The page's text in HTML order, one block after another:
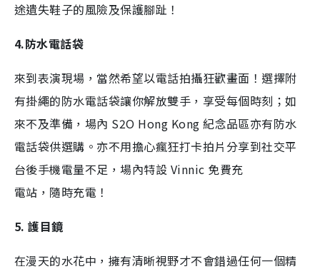
途遺失鞋子的風險及保護腳趾！
4.防水電話袋
來到表演現場，當然希望以電話拍攝狂歡畫面！選擇附
有掛繩的防水電話袋讓你解放雙手，享受每個時刻；如
來不及準備，場內 S2O Hong Kong 紀念品區亦有防水
電話袋供選購。亦不用擔心瘋狂打卡拍片分享到社交平
台後手機電量不足，場內特設 Vinnic 免費充
電站，隨時充電！
5. 護目鏡
在漫天的水花中，擁有清晰視野才不會錯過任何一個精